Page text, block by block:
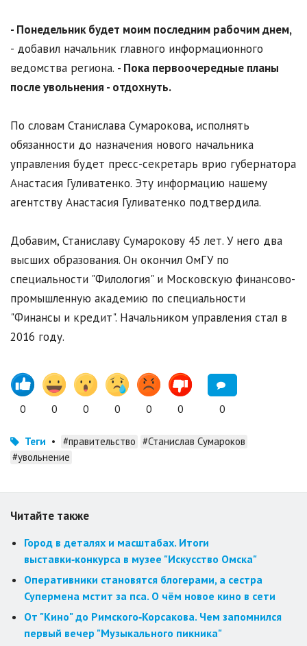
- Понедельник будет моим последним рабочим днем,
- добавил начальник главного информационного
ведомства региона. - Пока первоочередные планы
после увольнения - отдохнуть.
По словам Станислава Сумарокова, исполнять
обязанности до назначения нового начальника
управления будет пресс-секретарь врио губернатора
Анастасия Гуливатенко. Эту информацию нашему
агентству Анастасия Гуливатенко подтвердила.
Добавим, Станиславу Сумарокову 45 лет. У него два
высших образования. Он окончил ОмГУ по
специальности "Филология" и Московскую финансово-
промышленную академию по специальности
"Финансы и кредит". Начальником управления стал в
2016 году.
0 0 0 0 0 0 0
Теги • #правительство #Станислав Сумароков
#увольнение
Читайте также
Город в деталях и масштабах. Итоги
выставки‑конкурса в музее "Искусство Омска"
Оперативники становятся блогерами, а сестра
Супермена мстит за пса. О чём новое кино в сети
От "Кино" до Римского‑Корсакова. Чем запомнился
первый вечер "Музыкального пикника"